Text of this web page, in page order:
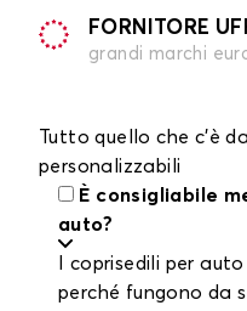
FORNITORE
grandi marchi
Tutto quello che c'è
personalizzabili
È consigliabile
auto?
I coprisedili per
perché fungono da